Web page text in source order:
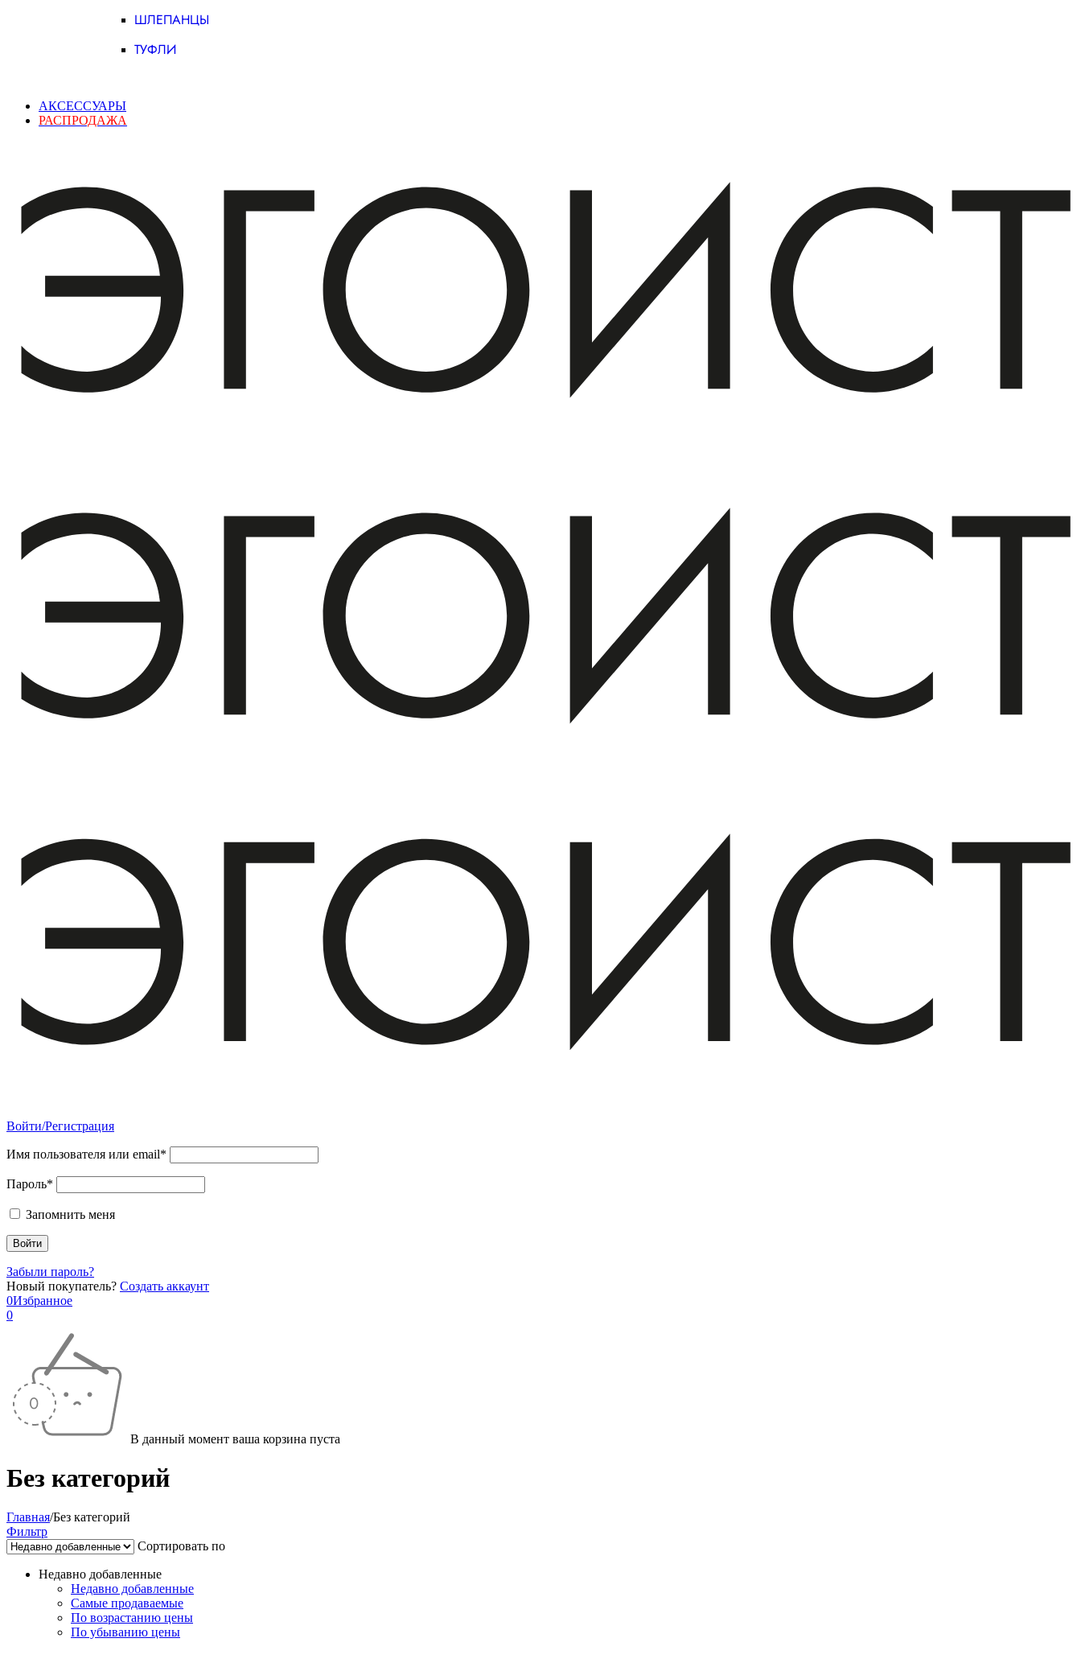
ШЛЕПАНЦЫ
ТУФЛИ
АКСЕССУАРЫ
РАСПРОДАЖА
Войти/Регистрация
Имя пользователя или email*
Пароль*
Запомнить меня
Забыли пароль?
Новый покупатель? Создать аккаунт
0Избранное
0
В данный момент ваша корзина пуста
Без категорий
Главная/Без категорий
Фильтр
Сортировать по
Недавно добавленные
Недавно добавленные
Самые продаваемые
По возрастанию цены
По убыванию цены